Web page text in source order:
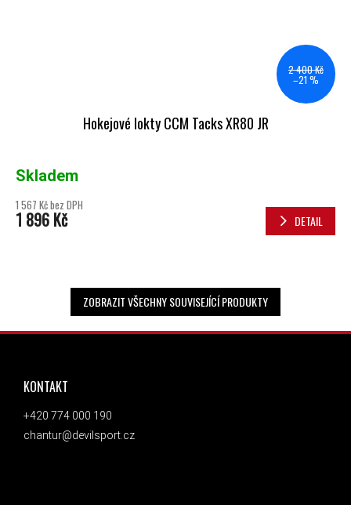
2 400 Kč
–21 %
Hokejové lokty CCM Tacks XR80 JR
Skladem
1 567 Kč bez DPH
1 896 Kč DETAIL
ZOBRAZIT VŠECHNY SOUVISEJÍCÍ PRODUKTY
ZÁPATÍ
KONTAKT
+420 774 000 190
chantur@devilsport.cz